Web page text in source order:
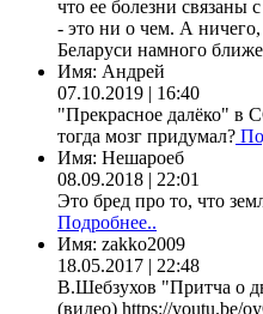
что ее болезни связаны
- это ни о чем. А
Беларуси намного
Имя: Андрей
07.10.2019 | 16:40
"Прекрасное далёко" в
тогда мозг придумал?
Имя: Нешароеб
08.09.2018 | 22:01
Это бред про то, что
Подробнее..
Имя: zakko2009
18.05.2017 | 22:48
В.Шебзухов "Притча о
(видео) https://youtu.be/